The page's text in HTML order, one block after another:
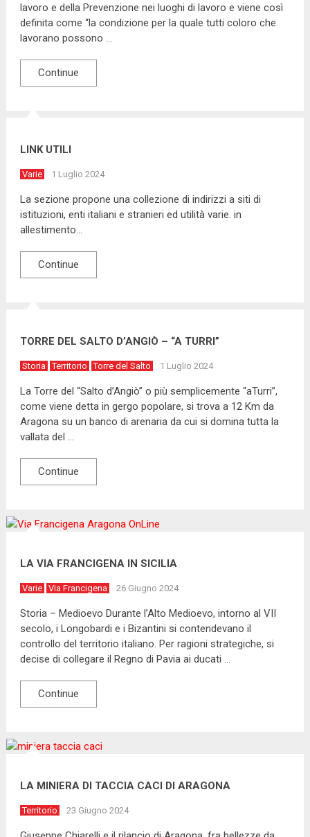
lavoro e della Prevenzione nei luoghi di lavoro e viene così
definita come “la condizione per la quale tutti coloro che
lavorano possono …
Continue
LINK UTILI
Varie 1 Luglio 2024
La sezione propone una collezione di indirizzi a siti di
istituzioni, enti italiani e stranieri ed utilità varie. in
allestimento…
Continue
TORRE DEL SALTO D’ANGIÒ – “A TURRI”
Storia Territorio Torre del Salto 1 Luglio 2024
La Torre del “Salto d’Angiò” o più semplicemente “aTurri”,
come viene detta in gergo popolare, si trova a 12 Km da
Aragona su un banco di arenaria da cui si domina tutta la
vallata del …
Continue
LA VIA FRANCIGENA IN SICILIA
Varie Via Francigena 26 Giugno 2024
Storia – Medioevo Durante l’Alto Medioevo, intorno al VII
secolo, i Longobardi e i Bizantini si contendevano il
controllo del territorio italiano. Per ragioni strategiche, si
decise di collegare il Regno di Pavia ai ducati …
Continue
LA MINIERA DI TACCIA CACI DI ARAGONA
Territorio 23 Giugno 2024